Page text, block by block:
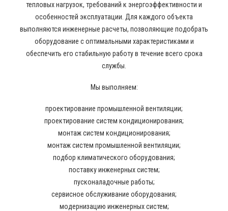
тепловых нагрузок, требований к энергоэффективности и
особенностей эксплуатации. Для каждого объекта
выполняются инженерные расчеты, позволяющие подобрать
оборудование с оптимальными характеристиками и
обеспечить его стабильную работу в течение всего срока
службы.
Мы выполняем:
проектирование промышленной вентиляции;
проектирование систем кондиционирования;
монтаж систем кондиционирования;
монтаж систем промышленной вентиляции;
подбор климатического оборудования;
поставку инженерных систем;
пусконаладочные работы;
сервисное обслуживание оборудования;
модернизацию инженерных систем;